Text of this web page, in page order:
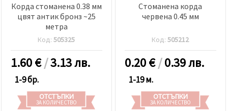
Корда стоманена 0.38 мм
цвят антик бронз ~25
метра
Код:505325
1.60€/3.13 лв.
1-9 бр.
ОТСТЪПКИ
ЗА КОЛИЧЕСТВО
Стоманена корда
червена 0.45 мм
Код:505212
0.20€/0.39 лв.
1-19 м.
ОТСТЪПКИ
ЗА КОЛИЧЕСТВО